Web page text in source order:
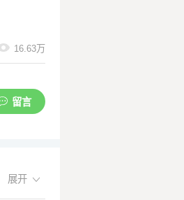
16.63万
留言